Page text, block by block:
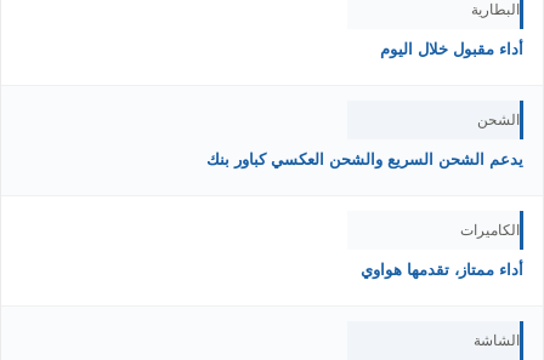
البطارية
أداء مقبول خلال اليوم
الشحن
يدعم الشحن السريع والشحن العكسي كباور بنك
الكاميرات
أداء ممتاز، تقدمها هواوي
الشاشة